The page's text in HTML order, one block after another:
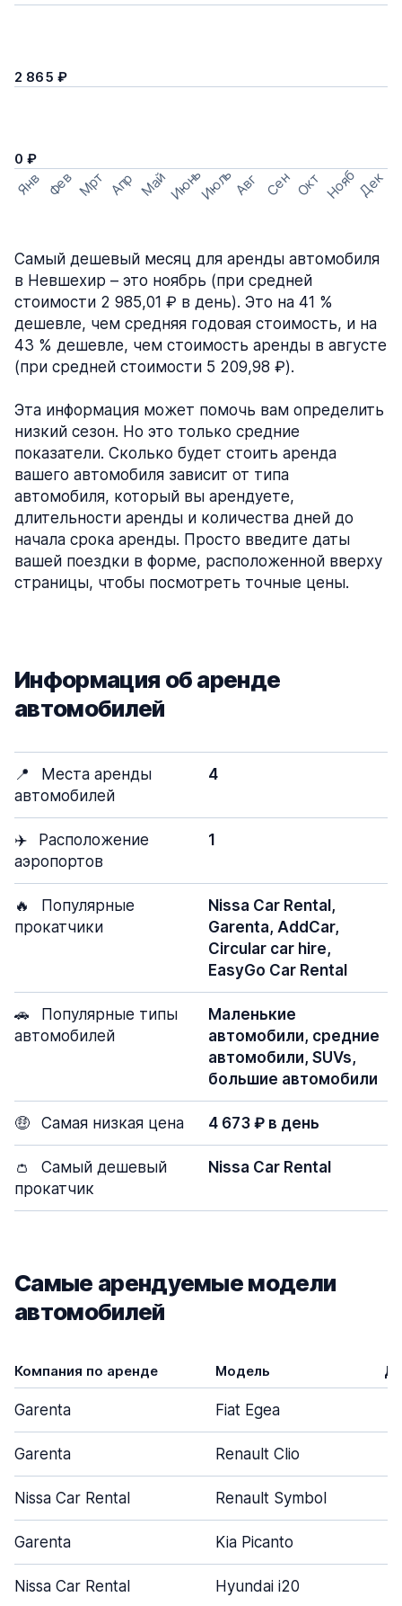
2 865 ₽
0 ₽
Янв Фев Мрт Апр МайИюньИюльАвг Сен Окт НоябДек
Самый дешевый месяц для аренды автомобиля
в Невшехир – это ноябрь (при средней
стоимости 2 985,01 ₽ в день). Это на 41 %
дешевле, чем средняя годовая стоимость, и на
43 % дешевле, чем стоимость аренды в августе
(при средней стоимости 5 209,98 ₽).
Эта информация может помочь вам определить
низкий сезон. Но это только средние
показатели. Сколько будет стоить аренда
вашего автомобиля зависит от типа
автомобиля, который вы арендуете,
длительности аренды и количества дней до
начала срока аренды. Просто введите даты
вашей поездки в форме, расположенной вверху
страницы, чтобы посмотреть точные цены.
Информация об аренде
автомобилей
📍
Места аренды
автомобилей
4
✈️
Расположение
аэропортов
1
🔥
Популярные
прокатчики
Nissa Car Rental,
Garenta, AddCar,
Circular car hire,
EasyGo Car Rental
🚗
Популярные типы
автомобилей
Маленькие
автомобили, средние
автомобили, SUVs,
большие автомобили
🤑 Самая низкая цена 4 673 ₽ в день
👛
Самый дешевый
прокатчик
Nissa Car Rental
Самые арендуемые модели
автомобилей
Компания по аренде Модель
Garenta Fiat Egea
Garenta Renault Clio
Nissa Car Rental Renault Symbol
Garenta Kia Picanto
Nissa Car Rental Hyundai i20